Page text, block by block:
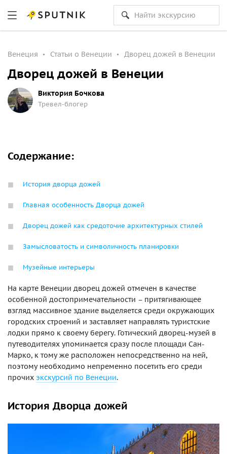
Венеция Статьи о Венеции Дворец дожей в Венеции
Дворец дожей в Венеции
Виктория Бочкова
Тревел-блогер
Содержание:
История дворца дожей
Главная особенность Дворца дожей
Дворец дожей как средоточие архитектурных стилей
Замысловатость и символичность планировки
Музейные интерьеры
На карте Венеции дворец дожей отмечен в качестве
особенной достопримечательности – притягивающее
взгляд массивное здание выделяется среди окружающих
городских строений и заставляет направлять туристские
лодки прямо к своему берегу. Готический дворец-музей в
путеводителях упоминается сразу после площади Сан-
Марко, к тому же расположен непосредственно на ней,
поэтому необходимо непременно посетить его среди
прочих экскурсий по Венеции.
История Дворца дожей